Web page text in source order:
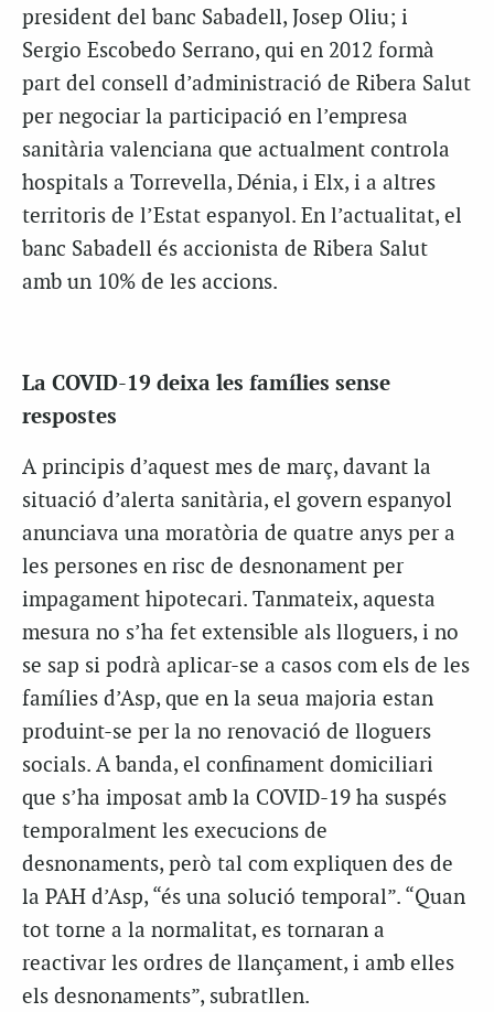
president del banc Sabadell, Josep Oliu; i
Sergio Escobedo Serrano, qui en 2012 formà
part del consell d’administració de Ribera Salut
per negociar la participació en l’empresa
sanitària valenciana que actualment controla
hospitals a Torrevella, Dénia, i Elx, i a altres
territoris de l’Estat espanyol. En l’actualitat, el
banc Sabadell és accionista de Ribera Salut
amb un 10% de les accions.
La COVID-19 deixa les famílies sense
respostes
A principis d’aquest mes de març, davant la
situació d’alerta sanitària, el govern espanyol
anunciava una moratòria de quatre anys per a
les persones en risc de desnonament per
impagament hipotecari. Tanmateix, aquesta
mesura no s’ha fet extensible als lloguers, i no
se sap si podrà aplicar-se a casos com els de les
famílies d’Asp, que en la seua majoria estan
produint-se per la no renovació de lloguers
socials. A banda, el confinament domiciliari
que s’ha imposat amb la COVID-19 ha suspés
temporalment les execucions de
desnonaments, però tal com expliquen des de
la PAH d’Asp, “és una solució temporal”. “Quan
tot torne a la normalitat, es tornaran a
reactivar les ordres de llançament, i amb elles
els desnonaments”, subratllen.